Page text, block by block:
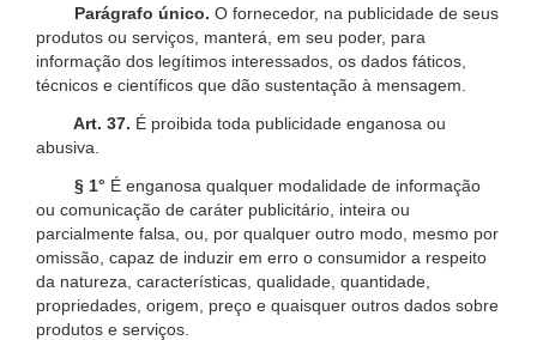
Parágrafo único. O fornecedor, na publicidade de seus
produtos ou serviços, manterá, em seu poder, para
informação dos legítimos interessados, os dados fáticos,
técnicos e científicos que dão sustentação à mensagem.
Art. 37. É proibida toda publicidade enganosa ou
abusiva.
§ 1° É enganosa qualquer modalidade de informação
ou comunicação de caráter publicitário, inteira ou
parcialmente falsa, ou, por qualquer outro modo, mesmo por
omissão, capaz de induzir em erro o consumidor a respeito
da natureza, características, qualidade, quantidade,
propriedades, origem, preço e quaisquer outros dados sobre
produtos e serviços.